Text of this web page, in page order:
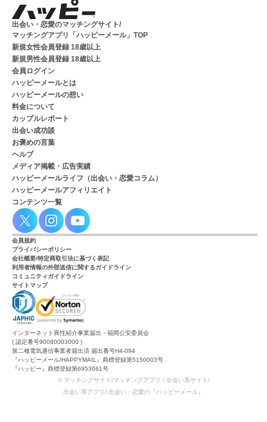
出会い・恋愛のマッチングサイト/
マッチングアプリ「ハッピーメール」TOP
新規女性会員登録 18歳以上
新規男性会員登録 18歳以上
会員ログイン
ハッピーメールとは
ハッピーメールの想い
料金について
カップルレポート
出会い成功談
お褒めの言葉
ヘルプ
メディア掲載・広告実績
ハッピーメールライフ（出会い・恋愛コラム）
ハッピーメールアフィリエイト
コンテンツ一覧
会員規約
プライバシーポリシー
会社概要/特定商取引法に基づく表記
利用者情報の外部送信に関するガイドライン
コミュニティガイドライン
サイトマップ
インターネット異性紹介事業届出・福岡公安委員会
( 認定番号90080003000 )
第二種電気通信事業者届出済 届出番号H4-094
『ハッピーメール/HAPPYMAIL』商標登録第5150003号
『ハッピー』商標登録第6953061号
© マッチングサイト/マッチングアプリ / 出会い系サイト/
出会い系アプリ/ 出会い・恋愛の『ハッピーメール』